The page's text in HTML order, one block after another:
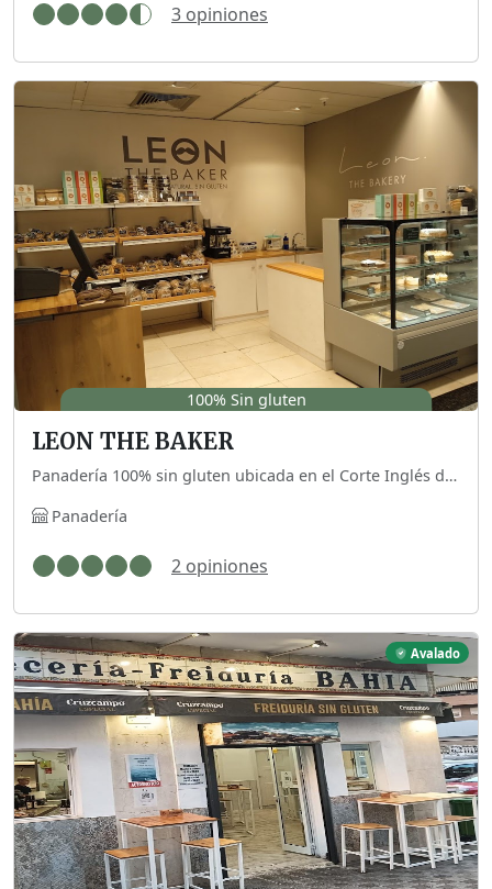
3 opiniones
100% Sin gluten
LEON THE BAKER
Panadería 100% sin gluten ubicada en el Corte Inglés de la Plaza del Duque, Planta -1. También tienen web para pedidos online.
Panadería
2 opiniones
Avalado